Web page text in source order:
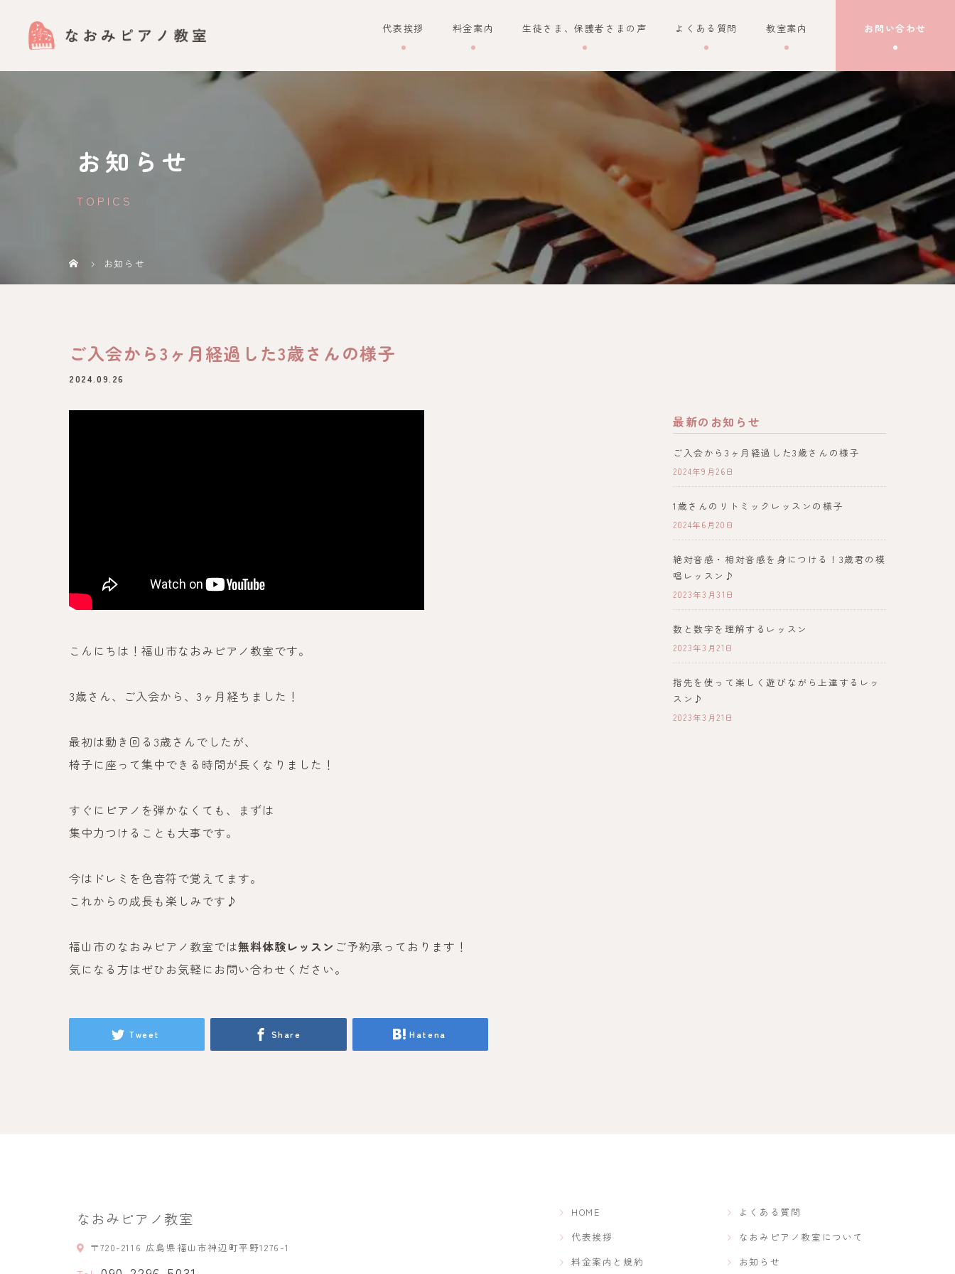
代表挨拶 料金案内 生徒さま、保護者さまの声 よくある質問 教室案内 お問い合わせ
お知らせ
TOPICS
お知らせ
ご入会から3ヶ月経過した3歳さんの様子
2024.09.26
こんにちは！福山市なおみピアノ教室です。
3歳さん、ご入会から、3ヶ月経ちました！
最初は動き回る3歳さんでしたが、
椅子に座って集中できる時間が長くなりました！
すぐにピアノを弾かなくても、まずは
集中力つけることも大事です。
今はドレミを色音符で覚えてます。
これからの成長も楽しみです♪
福山市のなおみピアノ教室では無料体験レッスン ご予約承っております！
気になる方はぜひお気軽にお問い合わせください。
Tweet Share Hatena
最新のお知らせ
ご入会から3ヶ月経過した3歳さんの様子
2024年9月26日
1歳さんのリトミックレッスンの様子
2024年6月20日
絶対音感・相対音感を身につける！3歳君の模
唱レッスン♪
2023年3月31日
数と数字を理解するレッスン
2023年3月21日
指先を使って楽しく遊びながら上達するレッ
スン♪
2023年3月21日
なおみピアノ教室
〒720-2116 広島県福山市神辺町平野1276-1
HOME
代表挨拶
料金案内と規約
よくある質問
なおみピアノ教室について
お知らせ